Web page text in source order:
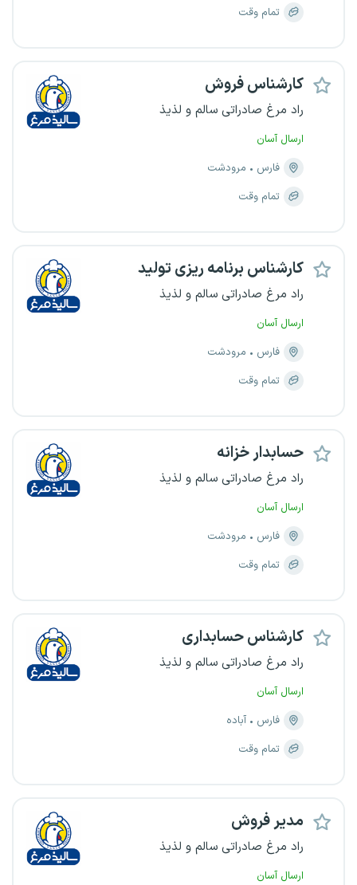
تمام وقت
کارشناس فروش
راد مرغ صادراتی سالم و لذیذ
ارسال آسان
فارس
مرودشت
تمام وقت
کارشناس برنامه ریزی تولید
راد مرغ صادراتی سالم و لذیذ
ارسال آسان
فارس
مرودشت
تمام وقت
حسابدار خزانه
راد مرغ صادراتی سالم و لذیذ
ارسال آسان
فارس
مرودشت
تمام وقت
کارشناس حسابداری
راد مرغ صادراتی سالم و لذیذ
ارسال آسان
فارس
آباده
تمام وقت
مدیر فروش
راد مرغ صادراتی سالم و لذیذ
ارسال آسان